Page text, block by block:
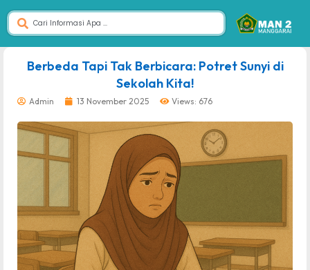
Berbeda Tapi Tak Berbicara: Potret Sunyi di
Sekolah Kita!
Admin 13 November 2025 Views: 676